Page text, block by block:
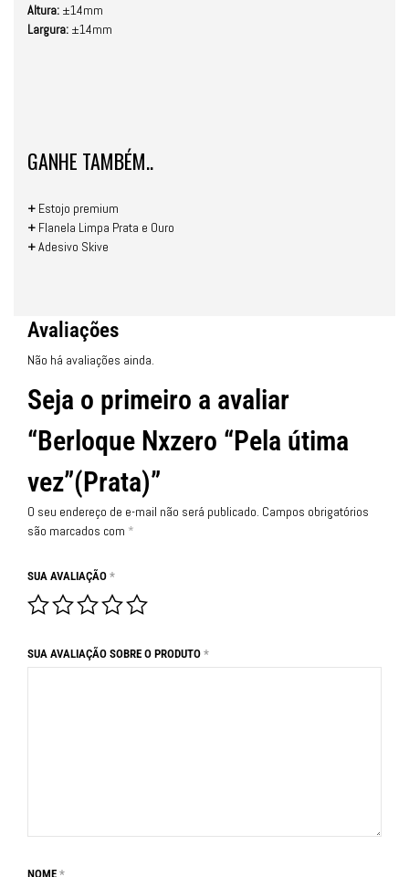
Altura: ±14mm
Largura: ±14mm
GANHE TAMBÉM..
+ Estojo premium
+ Flanela Limpa Prata e Ouro
+Adesivo Skive
Avaliações
Não há avaliações ainda.
Seja o primeiro a avaliar
“Berloque Nxzero “Pela útima
vez”(Prata)”
O seu endereço de e-mail não será publicado. Campos obrigatórios
são marcados com *
SUA AVALIAÇÃO *
SUA AVALIAÇÃO SOBRE O PRODUTO *
NOME *